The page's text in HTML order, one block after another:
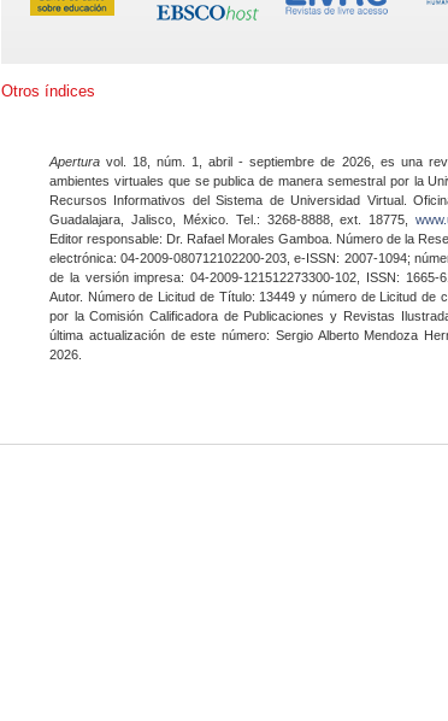
Otros índices
Apertura vol. 18, núm. 1, abril - septiembre de 2026, es una
ambientes virtuales que se publica de manera semestral por la
Recursos Informativos del Sistema de Universidad Virtual.
Guadalajara, Jalisco, México. Tel.: 3268-8888, ext. 18775,
Editor responsable: Dr. Rafael Morales Gamboa. Número de la
electrónica: 04-2009-080712102200-203, e-ISSN: 2007-1094;
de la versión impresa: 04-2009-121512273300-102, ISSN:
Autor. Número de Licitud de Título: 13449 y número de Licitud de
por la Comisión Calificadora de Publicaciones y Revistas
última actualización de este número: Sergio Alberto Mendoza
2026.